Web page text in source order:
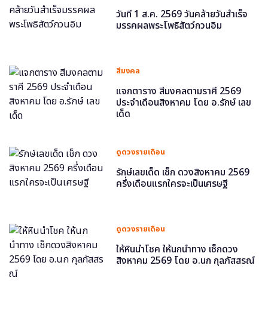
วันที่ 1 ส.ค. 2569 วันคล้ายวันสำเร็จ
มรรคผลพระโพธิสัตว์กวนอิม
สีมงคล
แจกตาราง สีมงคลตามราศี 2569
ประจำเดือนสิงหาคม โดย อ.รักษ์ เลข
เด็ด
ดูดวงรายเดือน
รักษ์เลขเด็ด เช็ก ดวงสิงหาคม 2569
ครึ่งเดือนแรกใครจะเป็นเศรษฐี
ดูดวงรายเดือน
ให้หินนำโชค ให้นกนำทาง เช็กดวง
สิงหาคม 2569 โดย อ.นก กุลภัสสรณ์